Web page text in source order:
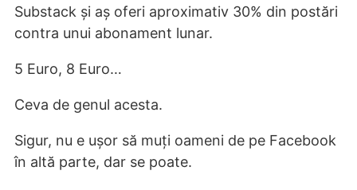
Substack și aș oferi aproximativ 30% din postări
contra unui abonament lunar.
5 Euro, 8 Euro…
Ceva de genul acesta.
Sigur, nu e ușor să muți oameni de pe Facebook
în altă parte, dar se poate.